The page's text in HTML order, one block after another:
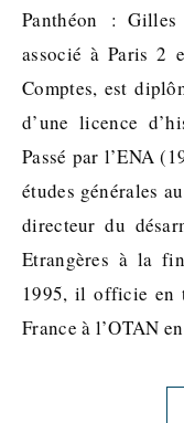
Panthéon : Gilles
associé à Paris 2
Comptes, est
d’une licence
Passé par l’ENA
études générales
directeur du
Etrangères à la
1995, il officie en
France à l’OTAN